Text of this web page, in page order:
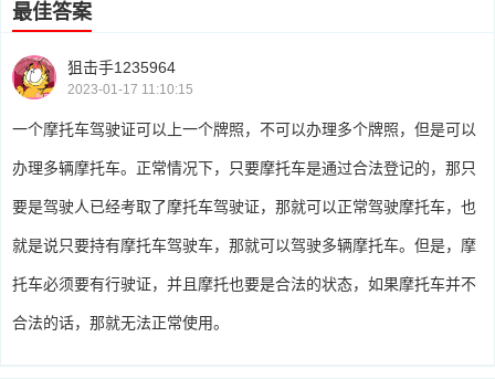
最佳答案
狙击手1235964
2023-01-17 11:10:15
一个摩托车驾驶证可以上一个牌照，不可以办理多个牌照，但是可以
办理多辆摩托车。正常情况下，只要摩托车是通过合法登记的，那只
要是驾驶人已经考取了摩托车驾驶证，那就可以正常驾驶摩托车，也
就是说只要持有摩托车驾驶车，那就可以驾驶多辆摩托车。但是，摩
托车必须要有行驶证，并且摩托也要是合法的状态，如果摩托车并不
合法的话，那就无法正常使用。